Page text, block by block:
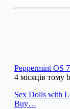
Peppermint OS
4 місяців тому
Sex Dolls with
Buy…